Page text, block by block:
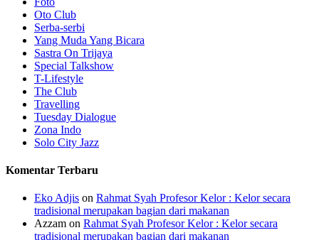
Oto Club
Serba-serbi
Yang Muda Yang Bicara
Sastra On Trijaya
Special Talkshow
T-Lifestyle
The Club
Travelling
Tuesday Dialogue
Zona Indo
Solo City Jazz
Komentar Terbaru
Eko Adjis on Rahmat Syah Profesor Kelor : Kelor secara
tradisional merupakan bagian dari makanan
Azzam on Rahmat Syah Profesor Kelor : Kelor secara
tradisional merupakan bagian dari makanan